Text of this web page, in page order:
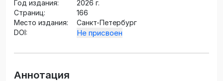
Год издания:
2026 г.
Страниц:
166
Место издания:
Санкт-Петербург
DOI:
Не присвоен
Аннотация